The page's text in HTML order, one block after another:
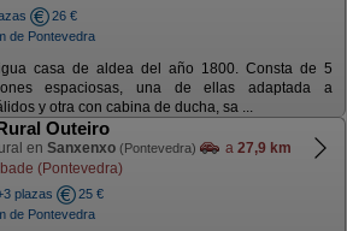
26 €
de Pontevedra
casa de aldea del año 1800. Consta de 5
espaciosas, una de ellas adaptada a
y otra con cabina de ducha, sa ...
Outeiro
en Sanxenxo (Pontevedra) a 27,9 km
(Pontevedra)
plazas
25 €
de Pontevedra